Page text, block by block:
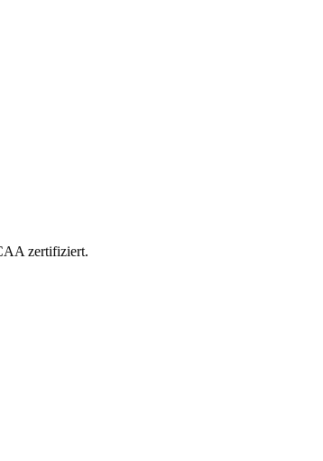
zertifiziert.